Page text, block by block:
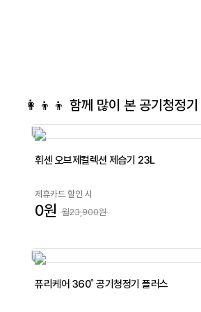
👩‍👦‍👦 함께 많이 본 공기청정기
휘센 오브제컬렉션 제습기 23L
제휴카드 할인 시
0원 월23,900원
퓨리케어 360˚ 공기청정기 플러스